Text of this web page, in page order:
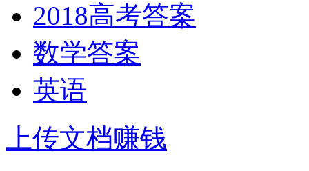
2018高考答案
数学答案
英语
上传文档赚钱